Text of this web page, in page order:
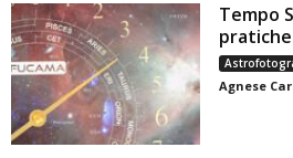
Tempo
Agnese